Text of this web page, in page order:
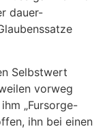
dauer-
Selbstwert
vorweg
„Fursorge-
ihn bei einen